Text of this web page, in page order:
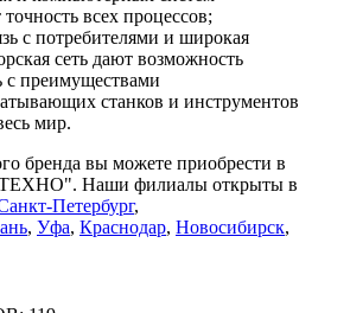
всех процессов;
с потребителями и широкая
сеть дают возможность
с преимуществами
станков и инструментов
мир.
бренда вы можете приобрести в
Наши филиалы открыты в
Петербург,
, Уфа, Краснодар, Новосибирск,